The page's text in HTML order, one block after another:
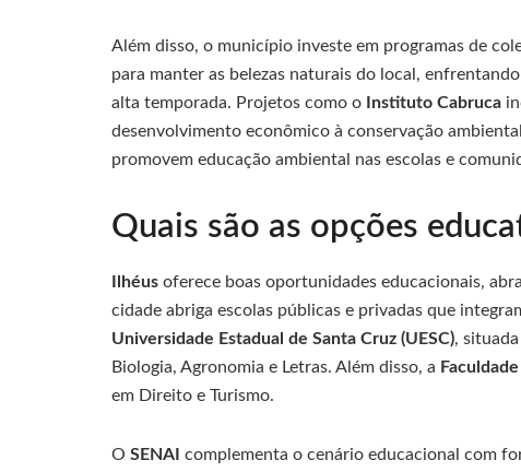
Além disso, o município investe em programas de
para manter as belezas naturais do local,
alta temporada. Projetos como o
Instituto Cabruca
desenvolvimento econômico à conservação
promovem educação ambiental nas escolas e
Quais são as opções
Ilhéus oferece boas oportunidades educacionais,
cidade abriga escolas públicas e privadas que
Universidade Estadual de Santa Cruz (UESC),
Biologia, Agronomia e Letras. Além disso, a
em Direito e Turismo.
O SENAI complementa o cenário educacional com